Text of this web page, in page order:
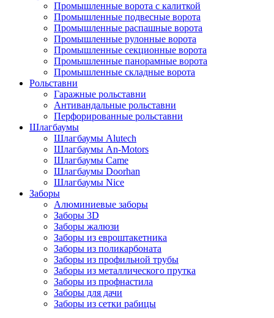
Промышленные ворота с калиткой
Промышленные подвесные ворота
Промышленные распашные ворота
Промышленные рулонные ворота
Промышленные секционные ворота
Промышленные панорамные ворота
Промышленные складные ворота
Рольставни
Гаражные рольставни
Антивандальные рольставни
Перфорированные рольставни
Шлагбаумы
Шлагбаумы Alutech
Шлагбаумы An-Motors
Шлагбаумы Came
Шлагбаумы Doorhan
Шлагбаумы Nice
Заборы
Алюминиевые заборы
Заборы 3D
Заборы жалюзи
Заборы из евроштакетника
Заборы из поликарбоната
Заборы из профильной трубы
Заборы из металлического прутка
Заборы из профнастила
Заборы для дачи
Заборы из сетки рабицы